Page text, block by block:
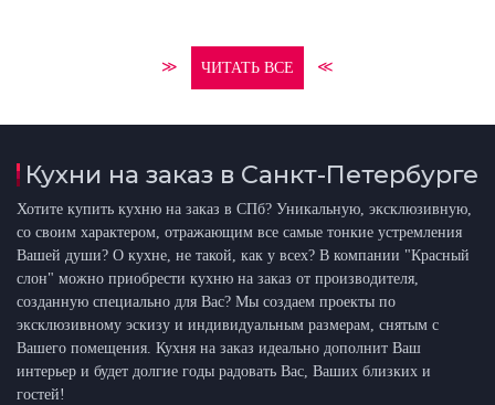
≫ ЧИТАТЬ ВСЕ ≪
Кухни на заказ в Санкт-Петербурге
Хотите купить кухню на заказ в СПб? Уникальную, эксклюзивную,
со своим характером, отражающим все самые тонкие устремления
Вашей души? О кухне, не такой, как у всех? В компании "Красный
слон" можно приобрести кухню на заказ от производителя,
созданную специально для Вас? Мы создаем проекты по
эксклюзивному эскизу и индивидуальным размерам, снятым с
Вашего помещения. Кухня на заказ идеально дополнит Ваш
интерьер и будет долгие годы радовать Вас, Ваших близких и
гостей!